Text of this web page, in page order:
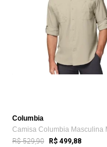
Columbia
R$ 529,90 R$ 499,88